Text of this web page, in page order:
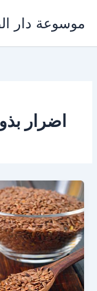
المحتوى
موسوعة دار
اضرار